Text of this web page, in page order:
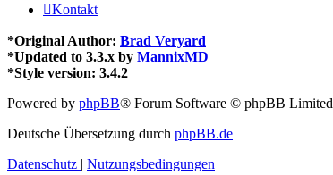
Kontakt
*Original Author: Brad Veryard
*Updated to 3.3.x by MannixMD
*Style version: 3.4.2
Powered by phpBB® Forum Software © phpBB Limited
Deutsche Übersetzung durch phpBB.de
Datenschutz | Nutzungsbedingungen